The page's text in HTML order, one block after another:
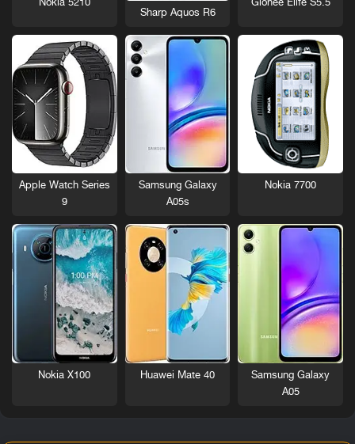
Gionee Elife S5.5
Sharp Aquos R6
Nokia 5210
Nokia 7700
Samsung Galaxy
A05s
Apple Watch Series
9
Samsung Galaxy
A05
Huawei Mate 40
Nokia X100